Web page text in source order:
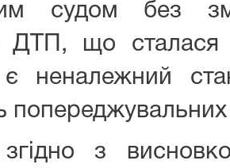
судом без
ДТП, що сталася
є неналежний
з